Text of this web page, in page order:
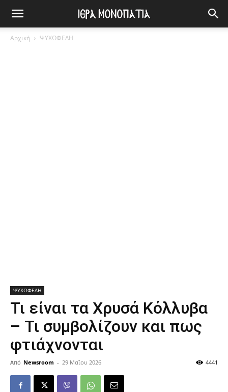
Αρχική ΨΥΧΩΦΕΛΗ
ΨΥΧΩΦΕΛΗ
Τι είναι τα Χρυσά Κόλλυβα
– Τι συμβολίζουν και πως
φτιάχνονται
Από Newsroom - 29 Μαΐου 2026 4441